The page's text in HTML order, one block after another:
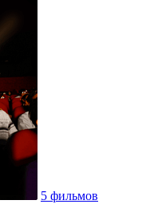
5 фильмов